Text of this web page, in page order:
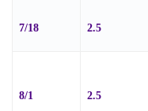
7/18 2.5
8/1 2.5